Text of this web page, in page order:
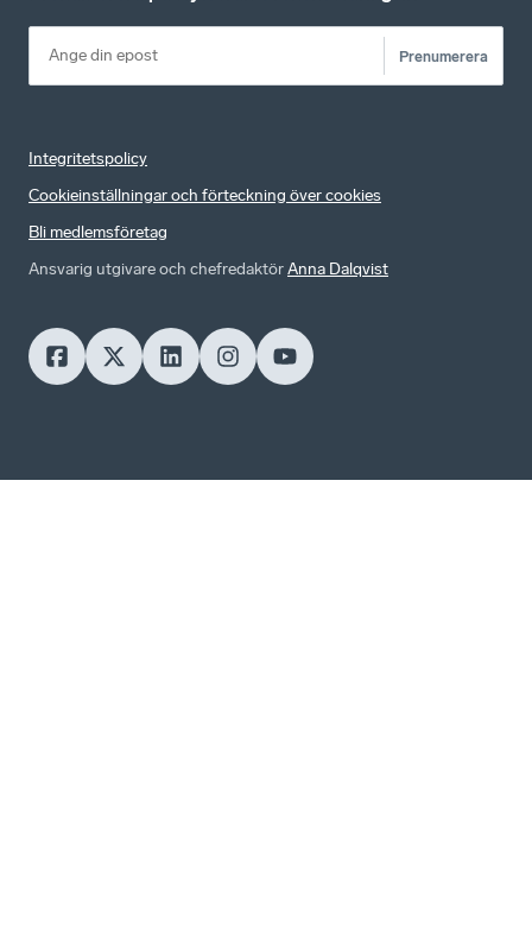
Prenumerera
Integritetspolicy
Cookieinställningar och förteckning över cookies
Bli medlemsföretag
Ansvarig utgivare och chefredaktörAnna Dalqvist